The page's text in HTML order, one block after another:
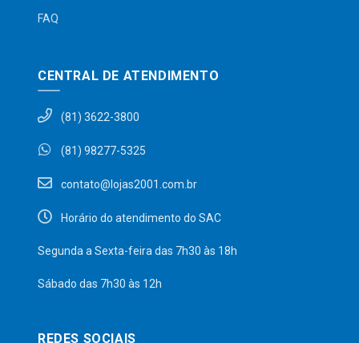
FAQ
CENTRAL DE ATENDIMENTO
(81) 3622-3800
(81) 98277-5325
contato@lojas2001.com.br
Horário do atendimento do SAC
Segunda a Sexta-feira das 7h30 às 18h
Sábado das 7h30 às 12h
REDES SOCIAIS